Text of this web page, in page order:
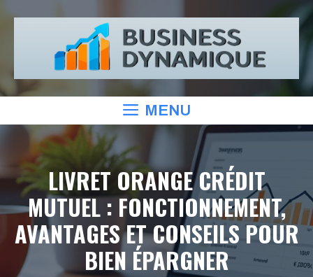
MENU
LIVRET ORANGE CRÉDIT
MUTUEL : FONCTIONNEMENT,
AVANTAGES ET CONSEILS POUR
BIEN ÉPARGNER